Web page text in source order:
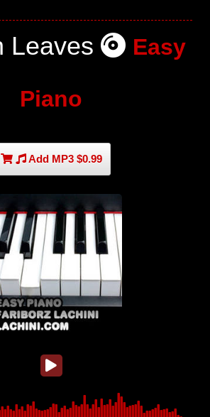
Leaves Easy
Piano
Add MP3 $0.99